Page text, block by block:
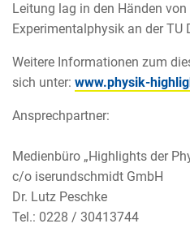
Leitung lag in den Händen
Experimentalphysik an der TU
Weitere Informationen zum
sich unter: www.physik-
Ansprechpartner:
Medienbüro „Highlights der
c/o iserundschmidt GmbH
Dr. Lutz Peschke
Tel.: 0228 / 30413744